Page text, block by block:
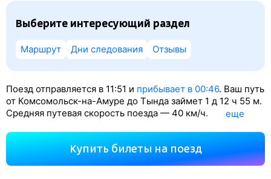
Выберите интересующий раздел
Маршрут Дни следования Отзывы
Поезд отправляется в 11:51 и прибывает в 00:46. Ваш путь
от Комсомольск-на-Амуре до Тында займет 1 д 12 ч 55 м.
Средняя путевая скорость поезда — 40 км/ч.
Вы проедете 1469 км. На этом маршруте будет 74
остановки. Самая продолжительная стоянка поезда
на станции Февральск — 40 минут.
eще
Купить билеты на поезд